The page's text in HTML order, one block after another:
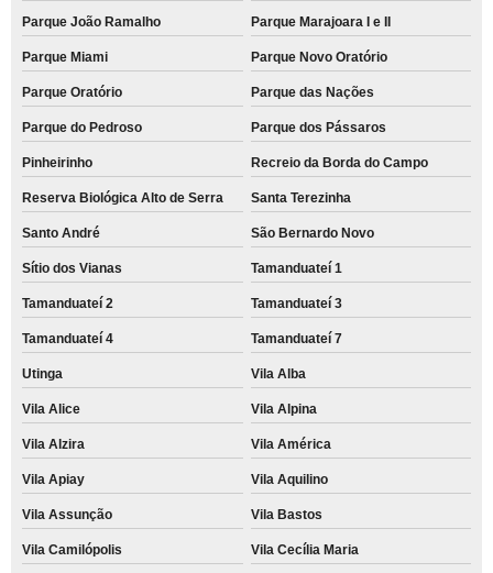
Parque João Ramalho Parque Marajoara I e II
Parque Miami Parque Novo Oratório
Parque Oratório Parque das Nações
Parque do Pedroso Parque dos Pássaros
Pinheirinho Recreio da Borda do Campo
Reserva Biológica Alto de Serra Santa Terezinha
Santo André São Bernardo Novo
Sítio dos Vianas Tamanduateí 1
Tamanduateí 2 Tamanduateí 3
Tamanduateí 4 Tamanduateí 7
Utinga Vila Alba
Vila Alice Vila Alpina
Vila Alzira Vila América
Vila Apiay Vila Aquilino
Vila Assunção Vila Bastos
Vila Camilópolis Vila Cecília Maria